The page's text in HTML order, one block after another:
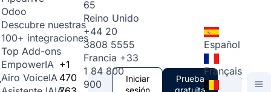
Odoo
Descubre nuestras
100+ integraciones
Top Add-ons
EmpowerIA
Airo VoiceIA
+1
470
65
Reino Unido
+44 20
3808 5555
Francia +33
1 84 800
900
Iniciar
sesión
Prueba
gratuita
Español
Français